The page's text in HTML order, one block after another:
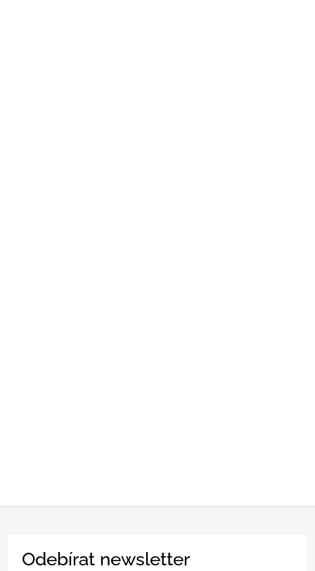
Odebírat newsletter